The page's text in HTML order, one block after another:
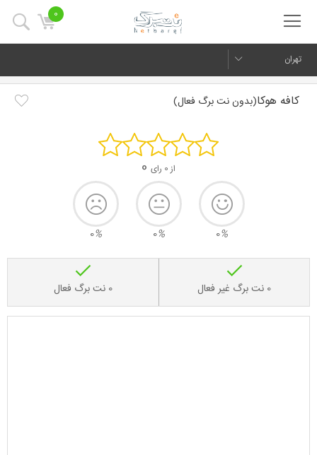
0
تهران
کافه هوکا(بدون نت برگ فعال)
از 0 رای 0
0%
0%
0%
0 نت برگ غیر فعال 0 نت برگ فعال